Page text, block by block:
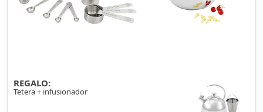
REGALO:
Tetera + infusionador